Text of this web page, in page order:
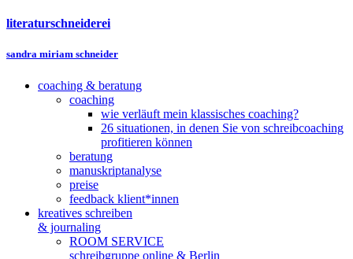
literaturschneiderei
sandra miriam schneider
coaching & beratung
coaching
wie verläuft mein klassisches coaching?
26 situationen, in denen Sie von schreibcoaching
profitieren können
beratung
manuskriptanalyse
preise
feedback klient*innen
kreatives schreiben
& journaling
ROOM SERVICE
schreibgruppe online & Berlin